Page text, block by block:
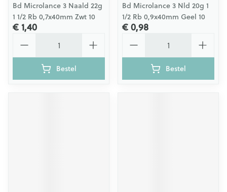
Bd Microlance 3 Naald 22g
1 1/2 Rb 0,7x40mm Zwt 10
€ 1,40
Bestel
Bd Microlance 3 Nld 20g 1
1/2 Rb 0,9x40mm Geel 10
€ 0,98
Bestel